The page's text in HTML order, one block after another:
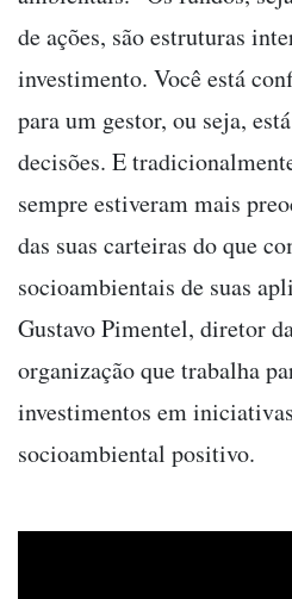
de ações, são estruturas
investimento. Você está
para um gestor, ou seja,
decisões. E
sempre estiveram mais
das suas carteiras do que
socioambientais de suas
Gustavo Pimentel, diretor
organização que trabalha
investimentos em
socioambiental positivo.